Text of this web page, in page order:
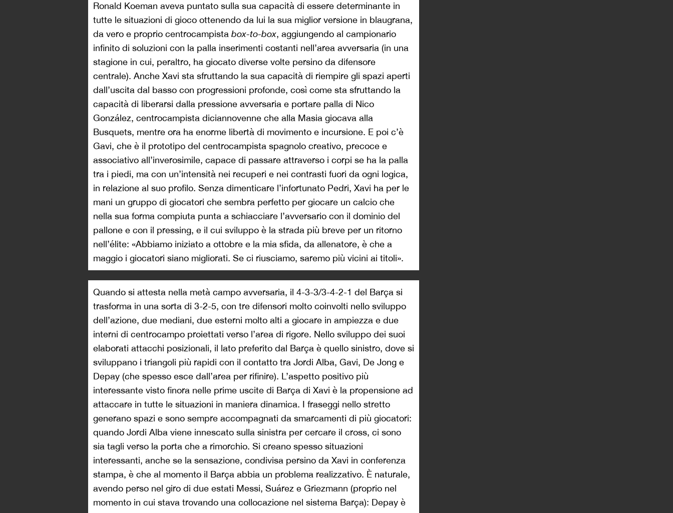
Ronald Koeman aveva puntato sulla sua capacità di essere determinante in
tutte le situazioni di gioco ottenendo da lui la sua miglior versione in blaugrana,
da vero e proprio centrocampista box-to-box, aggiungendo al campionario
infinito di soluzioni con la palla inserimenti costanti nell’area avversaria (in una
stagione in cui, peraltro, ha giocato diverse volte persino da difensore
centrale). Anche Xavi sta sfruttando la sua capacità di riempire gli spazi aperti
dall’uscita dal basso con progressioni profonde, così come sta sfruttando la
capacità di liberarsi dalla pressione avversaria e portare palla di Nico
González, centrocampista diciannovenne che alla Masia giocava alla
Busquets, mentre ora ha enorme libertà di movimento e incursione. E poi c’è
Gavi, che è il prototipo del centrocampista spagnolo creativo, precoce e
associativo all’inverosimile, capace di passare attraverso i corpi se ha la palla
tra i piedi, ma con un’intensità nei recuperi e nei contrasti fuori da ogni logica,
in relazione al suo profilo. Senza dimenticare l’infortunato Pedri, Xavi ha per le
mani un gruppo di giocatori che sembra perfetto per giocare un calcio che
nella sua forma compiuta punta a schiacciare l’avversario con il dominio del
pallone e con il pressing, e il cui sviluppo è la strada più breve per un ritorno
nell’élite: «Abbiamo iniziato a ottobre e la mia sfida, da allenatore, è che a
maggio i giocatori siano migliorati. Se ci riusciamo, saremo più vicini ai titoli».
Quando si attesta nella metà campo avversaria, il 4-3-3/3-4-2-1 del Barça si
trasforma in una sorta di 3-2-5, con tre difensori molto coinvolti nello sviluppo
dell’azione, due mediani, due esterni molto alti a giocare in ampiezza e due
interni di centrocampo proiettati verso l’area di rigore. Nello sviluppo dei suoi
elaborati attacchi posizionali, il lato preferito dal Barça è quello sinistro, dove si
sviluppano i triangoli più rapidi con il contatto tra Jordi Alba, Gavi, De Jong e
Depay (che spesso esce dall’area per rifinire). L’aspetto positivo più
interessante visto finora nelle prime uscite di Barça di Xavi è la propensione ad
attaccare in tutte le situazioni in maniera dinamica. I fraseggi nello stretto
generano spazi e sono sempre accompagnati da smarcamenti di più giocatori:
quando Jordi Alba viene innescato sulla sinistra per cercare il cross, ci sono
sia tagli verso la porta che a rimorchio. Si creano spesso situazioni
interessanti, anche se la sensazione, condivisa persino da Xavi in conferenza
stampa, è che al momento il Barça abbia un problema realizzativo. È naturale,
avendo perso nel giro di due estati Messi, Suárez e Griezmann (proprio nel
momento in cui stava trovando una collocazione nel sistema Barça): Depay è